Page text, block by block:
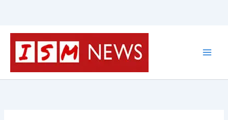
Skip
content